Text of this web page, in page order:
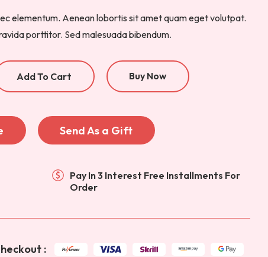
elementum. Aenean lobortis sit amet quam eget volutpat.
porttitor. Sed malesuada bibendum.
Add To Cart Buy Now
Send As a Gift
Pay In 3 Interest Free Installments For
Order
: